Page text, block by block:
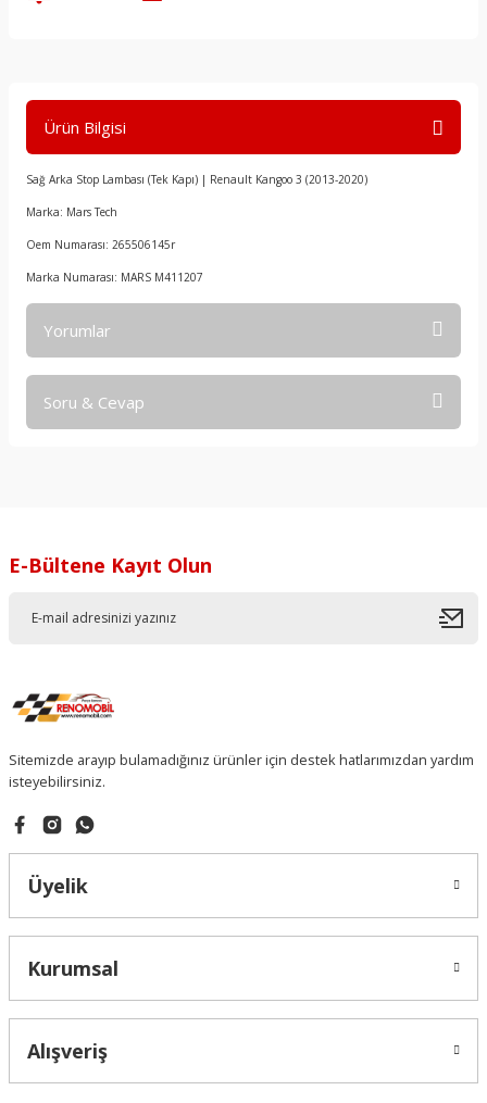
Ürün Bilgisi
Sağ Arka Stop Lambası (Tek Kapı) | Renault Kangoo 3 (2013-2020)
Marka: Mars Tech
Oem Numarası: 265506145r
Marka Numarası: MARS M411207
Yorumlar
Soru & Cevap
E-Bültene Kayıt Olun
Sitemizde arayıp bulamadığınız ürünler için destek hatlarımızdan yardım
isteyebilirsiniz.
Üyelik
Kurumsal
Alışveriş